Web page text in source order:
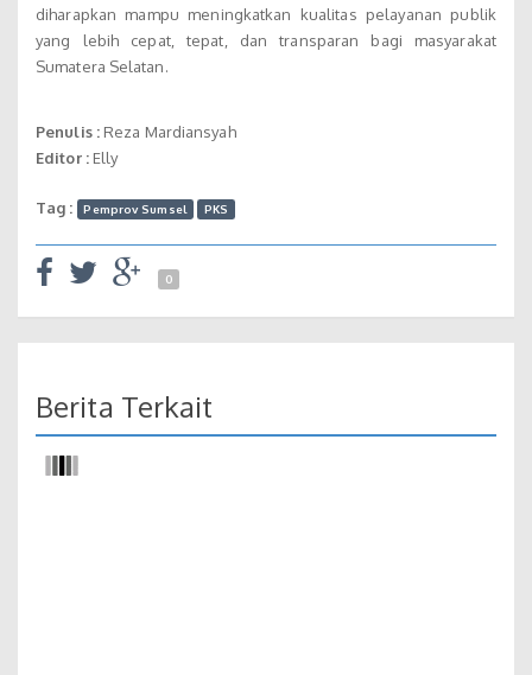
diharapkan mampu meningkatkan kualitas pelayanan publik
yang lebih cepat, tepat, dan transparan bagi masyarakat
Sumatera Selatan.
Penulis :Reza Mardiansyah
Editor :Elly
Tag : Pemprov Sumsel PKS
0
Berita Terkait